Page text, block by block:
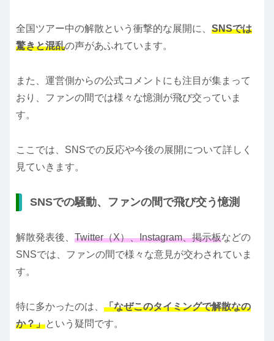
全国ツアー中の解散という衝撃的な展開に、 SNSでは
驚きと混乱の声があふれています。
また、運営側からの公式コメントにも注目が集まって
おり、ファンの間では様々な憶測が飛び交っていま
す。
ここでは、SNSでの反応や今後の展開について詳しく
見ていきます。
SNSでの騒動、ファンの間で飛び交う憶測
解散発表後、 Twitter（X）、Instagram、掲示板などの
SNSでは、ファンの間で様々な意見が交わされていま
す。
特に多かったのは、 「なぜこのタイミングで解散なの
か？」という疑問です。